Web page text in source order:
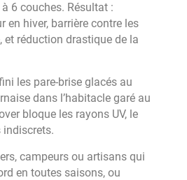
6 couches. Résultat :
en hiver, barrière contre les
et réduction drastique de la
les pare-brise glacés au
dans l’habitacle garé au
bloque les rayons UV, le
indiscrets.
campeurs ou artisans qui
en toutes saisons, ou